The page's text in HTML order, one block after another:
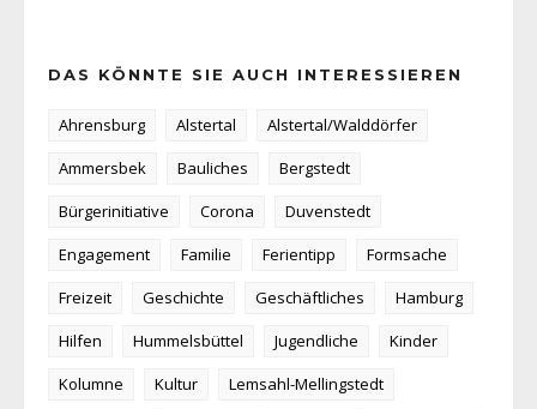
DAS KÖNNTE SIE AUCH INTERESSIEREN
Ahrensburg Alstertal
Alstertal/Walddörfer
Ammersbek
Bauliches
Bergstedt
Bürgerinitiative
Corona
Duvenstedt
Engagement
Familie Ferientipp
Formsache
Freizeit
Geschichte Geschäftliches
Hamburg
Hilfen
Hummelsbüttel Jugendliche
Kinder
Kolumne
Kultur
Lemsahl-Mellingstedt